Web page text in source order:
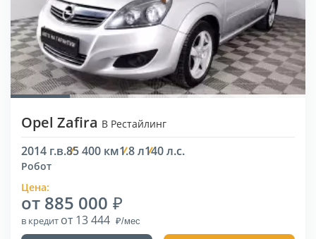
Opel Zafira B Рестайлинг
2014 г.в.85 400 км1.8 л140 л.с.
Робот
Цена:
от 885 000
в кредит от 13 444